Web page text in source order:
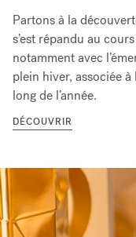
Partons à la
s’est répandu au
notamment avec
plein hiver, associée
long de l’année.
DÉCOUVRIR